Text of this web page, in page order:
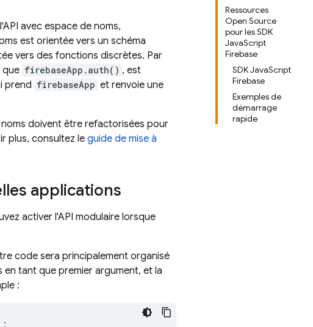
Ressources
Open Source
pour les SDK
JavaScript
Firebase
SDK JavaScript
Firebase
Exemples de
démarrage
rapide
avec espace de noms,
est orientée vers un schéma
vers des fonctions discrètes. Par
que firebaseApp.auth() , est
prend firebaseApp et renvoie une
doivent être refactorisées pour
plus, consultez le guide de mise à
applications
activer l'API modulaire lorsque
code sera principalement organisé
en tant que premier argument, et la
:
;